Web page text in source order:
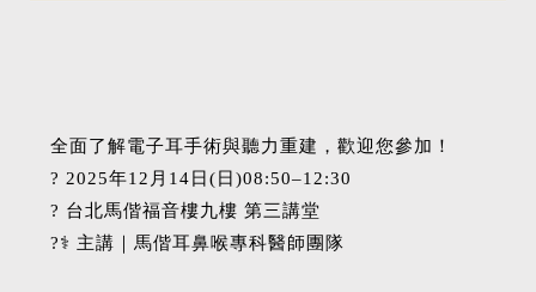
全面了解電子耳手術與聽力重建，歡迎您參加！
? 2025年12月14日(日)08:50–12:30
? 台北馬偕福音樓九樓 第三講堂
?‍⚕️ 主講｜馬偕耳鼻喉專科醫師團隊